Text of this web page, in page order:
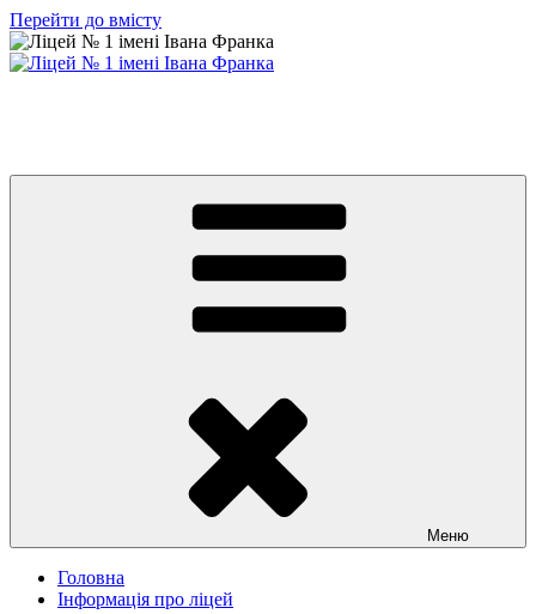
Перейти до вмісту
Меню
Головна
Інформація про ліцей